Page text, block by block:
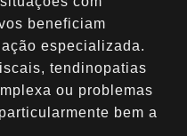
beneficiam
especializada.
tendinopatias
ou problemas
bem a